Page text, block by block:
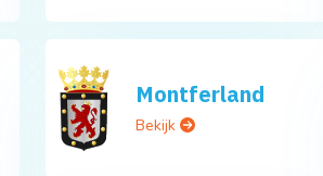
Montferland
Bekijk